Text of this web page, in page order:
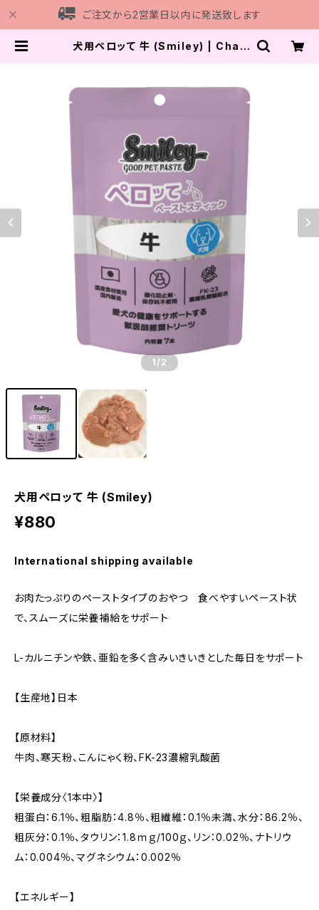
ご注文から2営業日以内に発送致します
犬用ペロッて 牛 (Smiley) | Chay
1/2
犬用ペロッて 牛 (Smiley)
¥880
International shipping available
お肉たっぷりのペーストタイプのおやつ 食べやすいペースト状
で、スムーズに栄養補給をサポート
L-カルニチンや鉄、亜鉛を多く含みいきいきとした毎日をサポート
【生産地】日本
【原材料】
牛肉、寒天粉、こんにゃく粉、FK-23濃縮乳酸菌
【栄養成分〈1本中〉】
粗蛋白：6.1％、粗脂肪：4.8％、粗繊維：0.1％未満、水分：86.2％、
粗灰分：0.1％、タウリン：1.8ｍｇ/100ｇ、リン：0.02％、ナトリウ
ム：0.004％、マグネシウム：0.002％
【エネルギー】